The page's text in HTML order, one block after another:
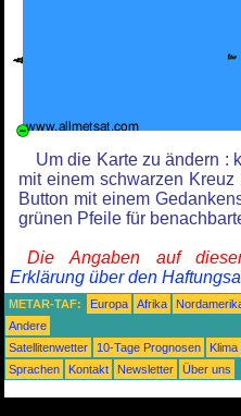
Um die Karte zu ändern :
mit einem schwarzen
Button mit einem
grünen Pfeile für
Die Angaben auf
Erklärung über den
METAR-TAF: Europa Afrika
Andere
Satellitenwetter
10-Tage Prognosen Klima
Sprachen
Kontakt Newsletter Über uns